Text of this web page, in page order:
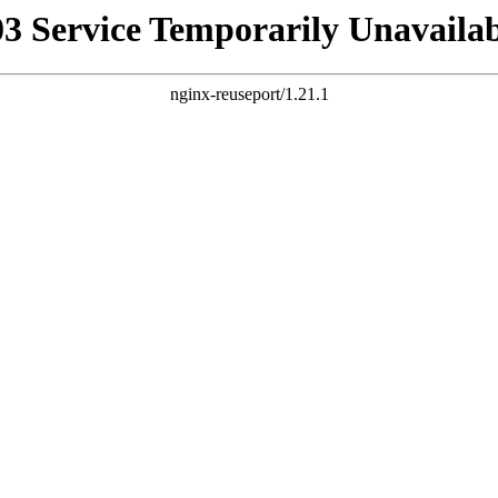
Service Temporarily
nginx-reuseport/1.21.1